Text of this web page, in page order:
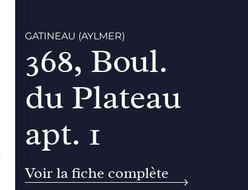
GATINEAU (AYLMER)
368, Boul.
du Plateau
apt. 1
Voir la fiche complète